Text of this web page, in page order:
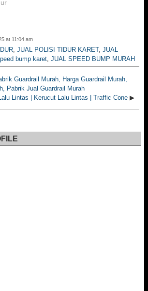
at 11:04 am
, JUAL POLISI TIDUR KARET, JUAL
bump karet, JUAL SPEED BUMP MURAH
Guardrail Murah, Harga Guardrail Murah,
Pabrik Jual Guardrail Murah
Lintas | Kerucut Lalu Lintas | Traffic Cone ▶